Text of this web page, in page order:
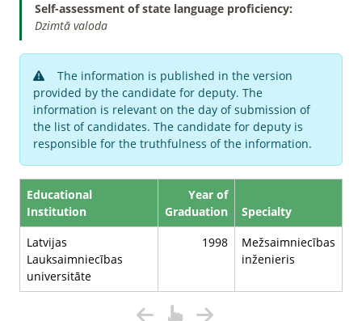
Self-assessment of state language proficiency:
Dzimtā valoda
The information is published in the version
provided by the candidate for deputy. The
information is relevant on the day of submission of
the list of candidates. The candidate for deputy is
responsible for the truthfulness of the information.
Educational
Institution
Year of
Graduation
Specialty
Latvijas
Lauksaimniecības
universitāte
1998
Mežsaimniecības
inženieris